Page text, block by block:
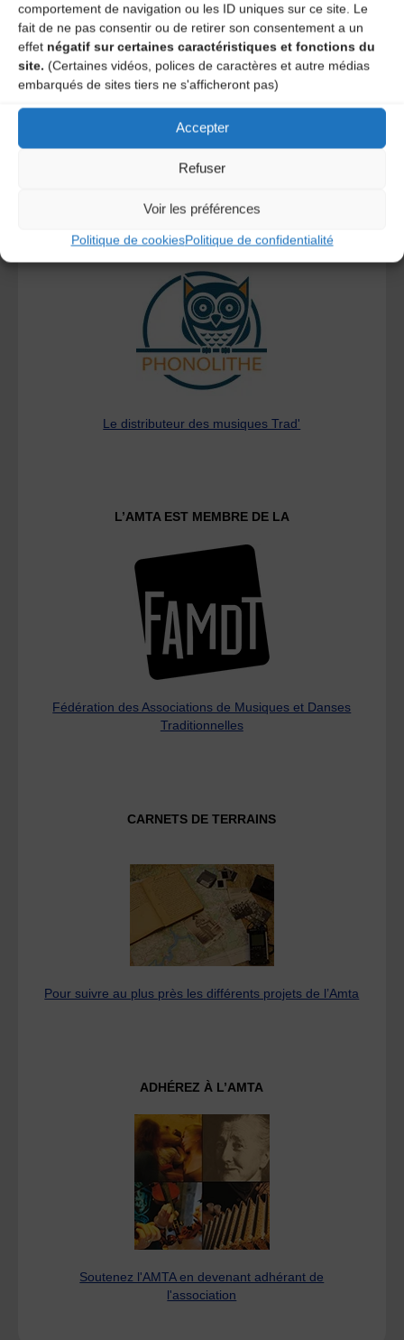
comportement de navigation ou les ID uniques sur ce site. Le
fait de ne pas consentir ou de retirer son consentement a un
effet négatif sur certaines caractéristiques et fonctions du
site. (Certaines vidéos, polices de caractères et autre médias
embarqués de sites tiers ne s'afficheront pas)
Accepter
Refuser
Voir les préférences
Politique de cookiesPolitique de confidentialité
Ce site utilise Akismet pour réduire les indésirables.En
savoir plus sur la façon dont les données de vos
commentaires sont traitées.
A DECOUVRIR :
Le distributeur des musiques Trad'
L’AMTA EST MEMBRE DE LA
Fédération des Associations de Musiques et Danses
Traditionnelles
CARNETS DE TERRAINS
Pour suivre au plus près les différents projets de l’Amta
ADHÉREZ À L’AMTA
Soutenez l'AMTA en devenant adhérant de
l'association